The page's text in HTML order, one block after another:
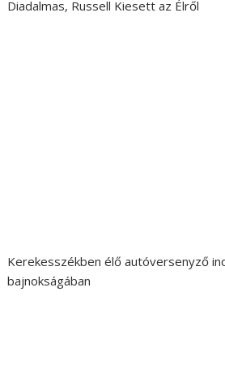
Diadalmas, Russell Kiesett az Élről
Kerekesszékben élő autóversenyző
bajnokságában